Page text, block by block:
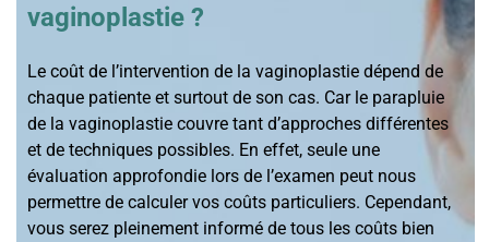
vaginoplastie ?
Le coût de l’intervention de la vaginoplastie dépend de
chaque patiente et surtout de son cas. Car le parapluie
de la vaginoplastie couvre tant d’approches différentes
et de techniques possibles. En effet, seule une
évaluation approfondie lors de l’examen peut nous
permettre de calculer vos coûts particuliers. Cependant,
vous serez pleinement informé de tous les coûts bien